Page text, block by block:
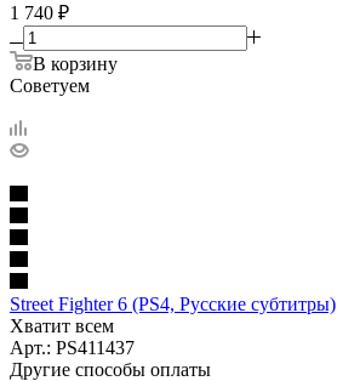
1 740 ₽
В корзину
Советуем
Street Fighter 6 (PS4, Русские субтитры)
Хватит всем
Арт.: PS411437
Другие способы оплаты